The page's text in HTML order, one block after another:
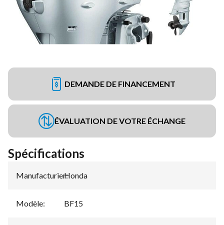
DEMANDE DE FINANCEMENT
ÉVALUATION DE VOTRE ÉCHANGE
Spécifications
Manufacturier:
Honda
Modèle: BF15